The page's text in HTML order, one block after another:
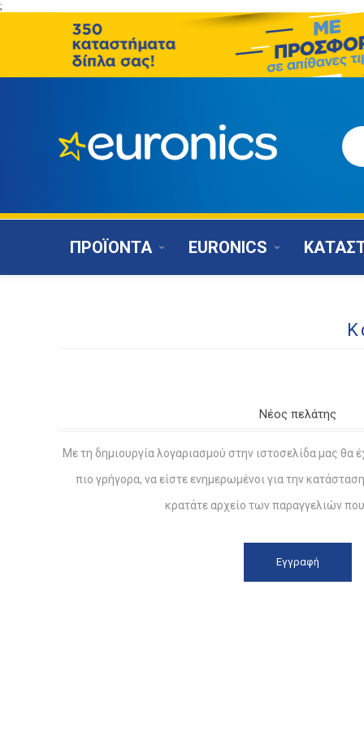
;
ΠΡΟΪΟΝΤΑ EURONICS
Νέος πελάτης
Με τη δημιουργία λογαριασμού στην ιστοσελίδα μας θα
πιο γρήγορα, να είστε ενημερωμένοι για την
κρατάτε αρχείο των παραγγελιών που